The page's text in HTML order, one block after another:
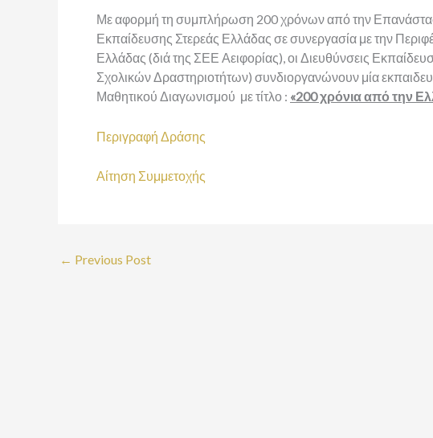
Με αφορμή τη συμπλήρωση 200 χρόνων από την
Εκπαίδευσης Στερεάς Ελλάδας σε συνεργασία με την
Ελλάδας (διά της ΣΕΕ Αειφορίας), οι Διευθύνσεις
Σχολικών Δραστηριοτήτων) συνδιοργανώνουν μία
Μαθητικού Διαγωνισμού με τίτλο : «200 χρόνια από την
Περιγραφή Δράσης
Αίτηση Συμμετοχής
← Previous Post